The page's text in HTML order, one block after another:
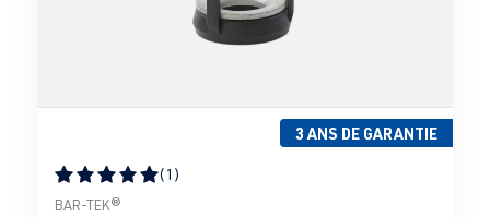
3 ANS DE GARANTIE
Note moyenne de 5 sur 5 étoiles
(1)
BAR-TEK®